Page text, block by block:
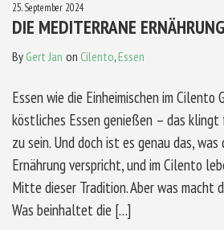
25. September 2024
DIE MEDITERRANE ERNÄHRUNG
By Gert Jan on Cilento,Essen
Essen wie die Einheimischen im Cilento
köstliches Essen genießen – das
zu sein. Und doch ist es genau das,
Ernährung verspricht, und im Cilento
Mitte dieser Tradition. Aber was macht
Was beinhaltet die […]